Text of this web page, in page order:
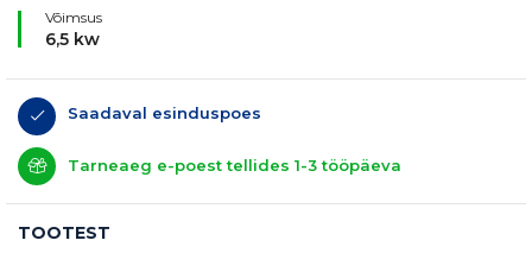
Võimsus
6,5 kw
Saadaval esinduspoes
Tarneaeg e-poest tellides 1-3 tööpäeva
TOOTEST